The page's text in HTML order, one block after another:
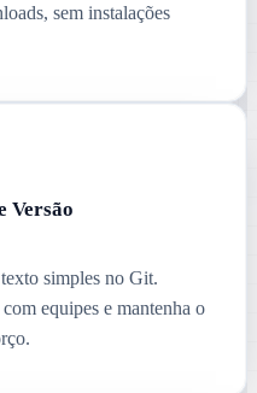
sem instalações
Versão
simples no Git.
equipes e mantenha o